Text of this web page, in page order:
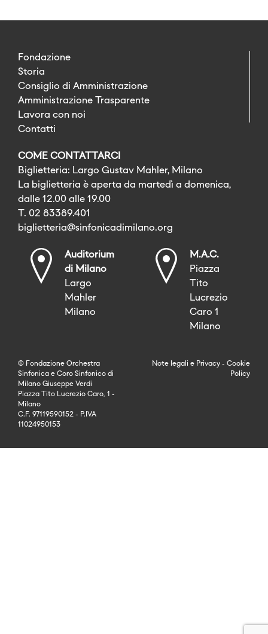
Fondazione
Storia
Consiglio di Amministrazione
Amministrazione Trasparente
Lavora con noi
Contatti
COME CONTATTARCI
Biglietteria: Largo Gustav Mahler, Milano
La biglietteria è aperta da martedì a domenica,
dalle 12.00 alle 19.00
T. 02 83389.401
biglietteria@sinfonicadimilano.org
Auditorium
di Milano
Largo
Mahler
Milano
M.A.C.
Piazza
Tito
Lucrezio
Caro 1
Milano
© Fondazione Orchestra
Sinfonica e Coro Sinfonico di
Milano Giuseppe Verdi
Piazza Tito Lucrezio Caro, 1 -
Milano
C.F. 97119590152 - P.IVA
11024950153
Note legali e Privacy - Cookie
Policy